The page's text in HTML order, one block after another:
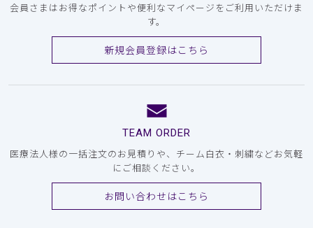
会員さまはお得なポイントや便利なマイページをご利用いただけま
す。
新規会員登録はこちら
TEAM ORDER
医療法人様の一括注文のお見積りや、チーム白衣・刺繍などお気軽
にご相談ください。
お問い合わせはこちら